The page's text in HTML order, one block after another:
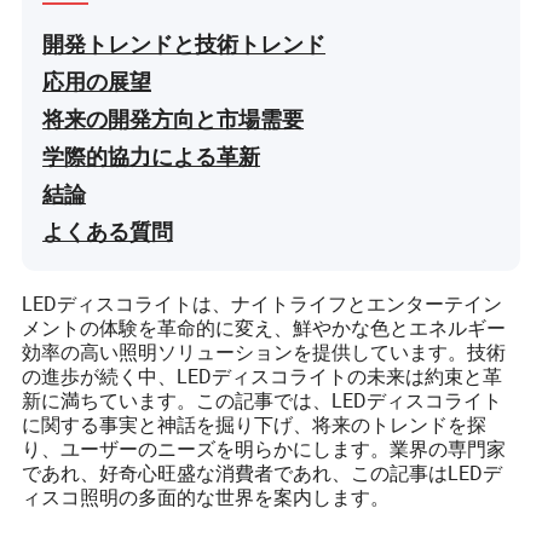
開発トレンドと技術トレンド
応用の展望
将来の開発方向と市場需要
学際的協力による革新
結論
よくある質問
LEDディスコライトは、ナイトライフとエンターテイン
メントの体験を革命的に変え、鮮やかな色とエネルギー
効率の高い照明ソリューションを提供しています。技術
の進歩が続く中、LEDディスコライトの未来は約束と革
新に満ちています。この記事では、LEDディスコライト
に関する事実と神話を掘り下げ、将来のトレンドを探
り、ユーザーのニーズを明らかにします。業界の専門家
であれ、好奇心旺盛な消費者であれ、この記事はLEDデ
ィスコ照明の多面的な世界を案内します。